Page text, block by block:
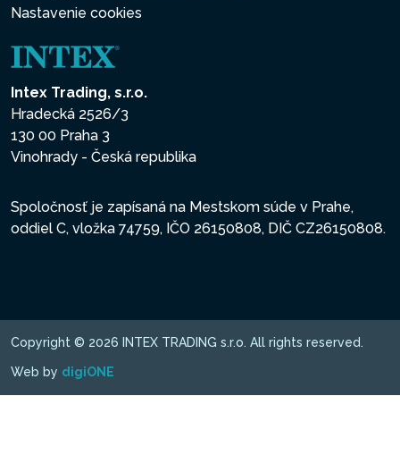
Nastavenie cookies
Intex Trading, s.r.o.
Hradecká 2526/3
130 00 Praha 3
Vinohrady - Česká republika
Spoločnosť je zapísaná na Mestskom súde v Prahe,
oddiel C, vložka 74759, IČO 26150808, DIČ CZ26150808.
Copyright © 2026 INTEX TRADING s.r.o. All rights reserved.
Web by digiONE